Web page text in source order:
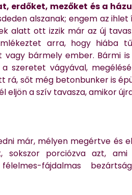
erdőket, mezőket és a
alszanak; engem az ihlet
alatt ott izzik már az új
arra, hogy hiába
vagy bármely ember. Bármi
szeretet vágyával,
rá, sőt még betonbunker is
eljön a szív tavasza, amikor
már, mélyen megértve és
sokszor porciózva azt,
félelmes-fájdalmas